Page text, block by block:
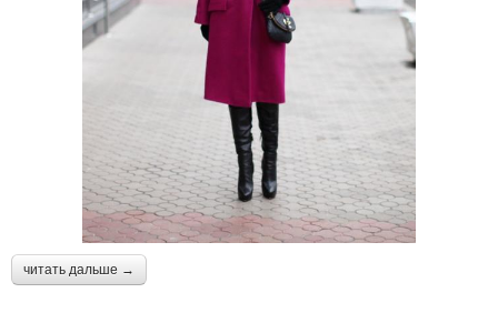
читать дальше →